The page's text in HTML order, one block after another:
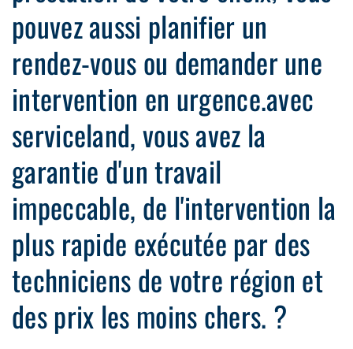
pouvez aussi planifier un
rendez-vous ou demander une
intervention en urgence.avec
serviceland, vous avez la
garantie d'un travail
impeccable, de l'intervention la
plus rapide exécutée par des
techniciens de votre région et
des prix les moins chers. ?